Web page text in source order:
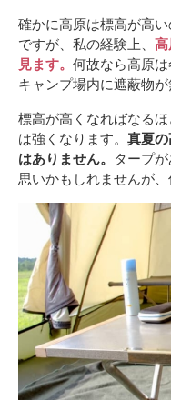
確かに高原は標高が高
ですが、私の経験上、
見ます。 何故なら高原は
キャンプ場内に遮蔽物が
標高が高くなればなる
は強くなります。 真夏
はありません。 タープ
思いかもしれませんが